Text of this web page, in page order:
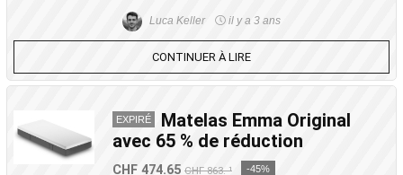
Luca Keller il y a 3 ans
CONTINUER À LIRE
EXPIRÉ
Matelas Emma Original
avec 65 % de réduction
CHF 474.65 CHF 863.-¹ -45%